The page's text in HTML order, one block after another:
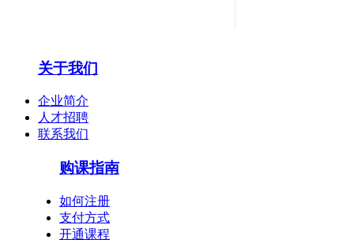
陈印
《法规》第一人，命题组顾问,法规界之"盘
古"。 建造师...
关于我们
企业简介
人才招聘
联系我们
购课指南
如何注册
支付方式
开通课程